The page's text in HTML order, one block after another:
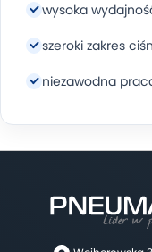
wysoka
szeroki zakres
niezawodna